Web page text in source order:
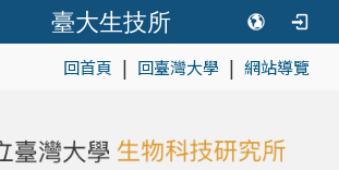
臺大生技所
回首頁 | 回臺灣大學 | 網站導覽